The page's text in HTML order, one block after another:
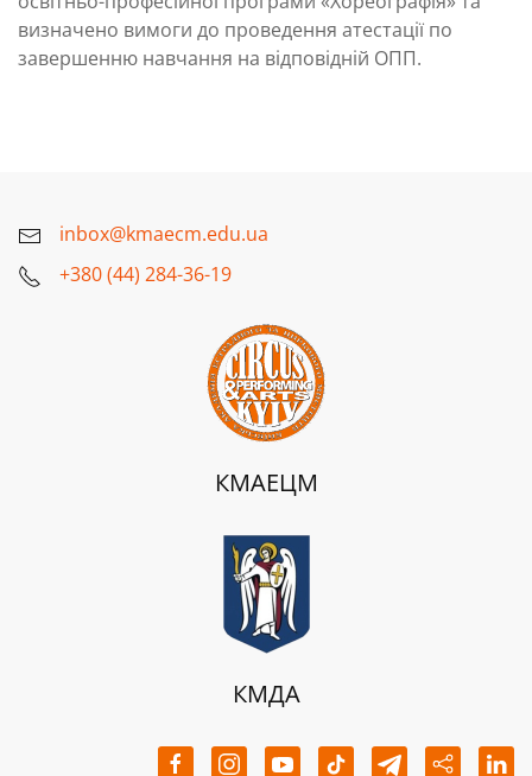
визначено вимоги до проведення атестації по
завершенню навчання на відповідній ОПП.
inbox@kmaecm.edu.ua
+380 (44) 284-36-19
КМАЕЦМ
КМДА